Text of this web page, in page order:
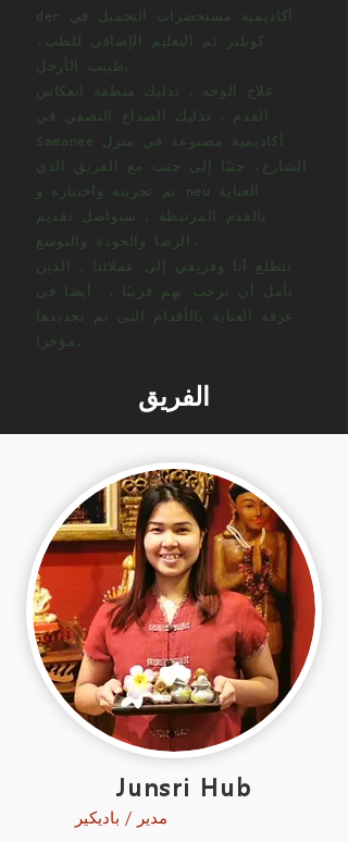
der
أكاديمية مستحضرات التجميل في
كوبلنز ثم التعليم الإضافي للطب.
طبيب الأرجل،
علاج الوجه ، تدليك منطقة انعكاس
القدم ، تدليك الصداع النصفي في
Samanee أكاديمية مصنوعة في منزل
الشارع. جنبًا إلى جنب مع الفريق الذي
تم تجربته واختباره و neu العناية
بالقدم المرتبطة ، سنواصل تقديم
الرضا والجودة
والتوسع.
نتطلع أنا وفريقي إلى عملائنا ، الذين
نأمل أن نرحب بهم قريبًا ،
أيضا فى
غرفة العناية بالأقدام التى تم تجديدها
مؤخرا.
الفريق
Junsri Hub
مدير / باديكير